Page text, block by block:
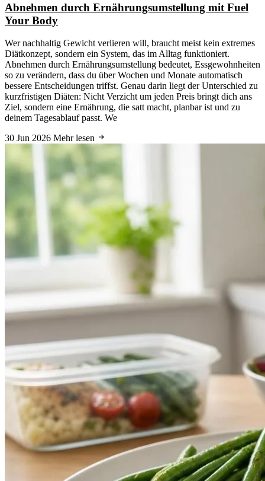
Abnehmen durch Ernährungsumstellung mit Fuel
Your Body
Wer nachhaltig Gewicht verlieren will, braucht meist kein extremes
Diätkonzept, sondern ein System, das im Alltag funktioniert.
Abnehmen durch Ernährungsumstellung bedeutet, Essgewohnheiten
so zu verändern, dass du über Wochen und Monate automatisch
bessere Entscheidungen triffst. Genau darin liegt der Unterschied zu
kurzfristigen Diäten: Nicht Verzicht um jeden Preis bringt dich ans
Ziel, sondern eine Ernährung, die satt macht, planbar ist und zu
deinem Tagesablauf passt. We
30 Jun 2026 Mehr lesen